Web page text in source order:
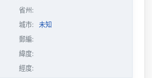
省州:
城市:
未知
郵編:
緯度:
經度: